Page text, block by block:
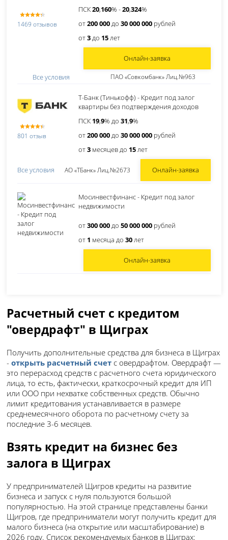
1469 отзывов
ПСК20,160% -20,324%
от200 000до30 000 000 рублей
от3до 15лет
Все условия ПАО «Совкомбанк» Лиц.№963
Онлайн-заявка
801 отзыв
Т-Банк (Тинькофф) - Кредит под залог
квартиры без подтверждения доходов
ПСК19,9% до31,9%
от200 000до30 000 000 рублей
от3 месяцев до 15лет
Все условия АО «ТБанк» Лиц.№2673 Онлайн-заявка
Мосинвестфинанс - Кредит под залог
недвижимости
от300 000до50 000 000 рублей
от 1 месяца до30лет
Онлайн-заявка
Расчетный счет с кредитом
"овердрафт" в Щиграх
Получить дополнительные средства для бизнеса в Щиграх
-открыть расчетный счет с овердрафтом. Овердрафт —
это перерасход средств с расчетного счета юридического
лица, то есть, фактически, краткосрочный кредит для ИП
или ООО при нехватке собственных средств. Обычно
лимит кредитования устанавливается в размере
среднемесячного оборота по расчетному счету за
последние 3-6 месяцев.
Взять кредит на бизнес без
залога в Щиграх
У предпринимателей Щигров кредиты на развитие
бизнеса и запуск с нуля пользуются большой
популярностью. На этой странице представлены банки
Щигров, где предприниматели могут получить кредит для
малого бизнеса (на открытие или масштабирование) в
2026 году. Список рекомендуемых банков в Щиграх: